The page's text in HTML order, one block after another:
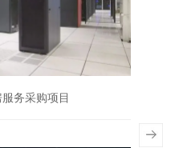
务采购项目